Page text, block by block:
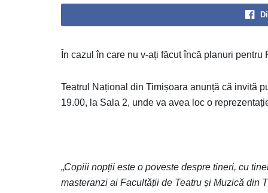
În cazul în care nu v-ați făcut încă planuri
Teatrul Național din Timișoara anunță că invită
19.00, la Sala 2, unde va avea loc o
„Copiii nopții este o poveste despre tineri, cu
masteranzi ai Facultății de Teatru și Muzică din